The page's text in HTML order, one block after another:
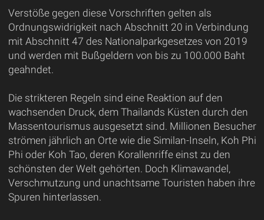
Verstöße gegen diese Vorschriften gelten als
Ordnungswidrigkeit nach Abschnitt 20 in Verbindung
mit Abschnitt 47 des Nationalparkgesetzes von 2019
und werden mit Bußgeldern von bis zu 100.000 Baht
geahndet.
Die strikteren Regeln sind eine Reaktion auf den
wachsenden Druck, dem Thailands Küsten durch den
Massentourismus ausgesetzt sind. Millionen Besucher
strömen jährlich an Orte wie die Similan-Inseln, Koh Phi
Phi oder Koh Tao, deren Korallenriffe einst zu den
schönsten der Welt gehörten. Doch Klimawandel,
Verschmutzung und unachtsame Touristen haben ihre
Spuren hinterlassen.